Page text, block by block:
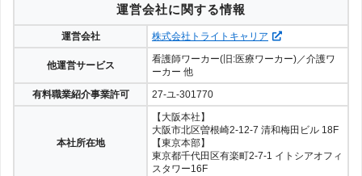
運営会社に関する情報
運営会社 株式会社トライトキャリア
他運営サービス
看護師ワーカー(旧:医療ワーカー)／介護ワ
ーカー 他
有料職業紹介事業許可
27-ユ-301770
本社所在地
【大阪本社】
大阪市北区曽根崎2-12-7 清和梅田ビル 18F
【東京本部】
東京都千代田区有楽町2-7-1 イトシアオフィ
スタワー16F